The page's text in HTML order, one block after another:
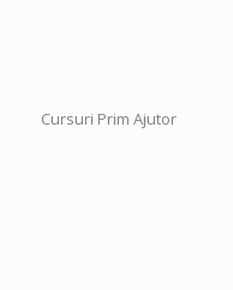
Cursuri Prim Ajutor